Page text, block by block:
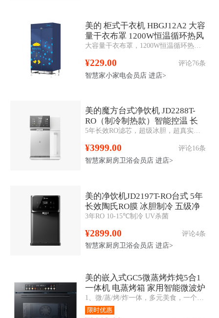
美的 柜式干衣机 HBGJ12A2 大容
量干衣布罩 1200W恒温循环热风
¥229.00
评论76条
智慧家小家电会员店 进店>
美的魔方台式净饮机 JD2288T-
RO（制冷制热款）智能控温 长
效RO膜 智控
¥3999.00
评论16条
智慧家厨房卫浴会员店 进店>
美的净饮机JD2197T-RO台式 5年
长效陶氏RO膜 冰胆制冷 五级净
滤
3年RO 10-15℃制冷 UV杀菌
¥2899.00
评论4条
智慧家厨房卫浴会员店 进店>
美的嵌入式GC5微蒸烤炸炖5合1
一体机 电蒸烤箱 家用智能微波炉
55L
限时优惠